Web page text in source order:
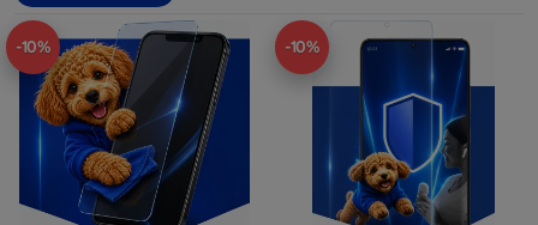
-10% -10%